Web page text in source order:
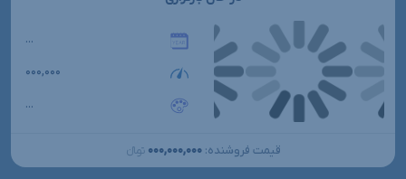
...
۰۰۰,۰۰۰
...
قیمت فروشنده: ۰۰۰,۰۰۰,۰۰۰ تومانءءء